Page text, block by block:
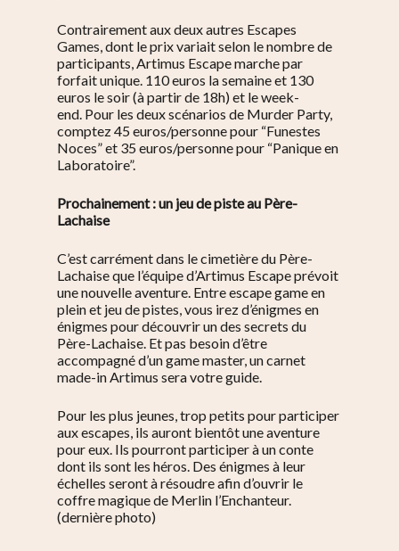
Contrairement aux deux autres Escapes
Games, dont le prix variait selon le nombre de
participants, Artimus Escape marche par
forfait unique. 110 euros la semaine et 130
euros le soir (à partir de 18h) et le week-
end. Pour les deux scénarios de Murder Party,
comptez 45 euros/personne pour “Funestes
Noces” et 35 euros/personne pour “Panique en
Laboratoire”.
Prochainement : un jeu de piste au Père-
Lachaise
C’est carrément dans le cimetière du Père-
Lachaise que l’équipe d’Artimus Escape prévoit
une nouvelle aventure. Entre escape game en
plein et jeu de pistes, vous irez d’énigmes en
énigmes pour découvrir un des secrets du
Père-Lachaise. Et pas besoin d’être
accompagné d’un game master, un carnet
made-in Artimus sera votre guide.
Pour les plus jeunes, trop petits pour participer
aux escapes, ils auront bientôt une aventure
pour eux. Ils pourront participer à un conte
dont ils sont les héros. Des énigmes à leur
échelles seront à résoudre afin d’ouvrir le
coffre magique de Merlin l’Enchanteur.
(dernière photo)